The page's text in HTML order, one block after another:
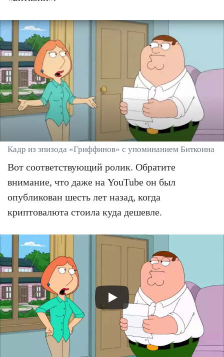
Кадр из эпизода «Гриффинов» с упоминанием Биткоина
Вот соответствующий ролик. Обратите
внимание, что даже на YouTube он был
опубликован шесть лет назад, когда
криптовалюта стоила куда дешевле.